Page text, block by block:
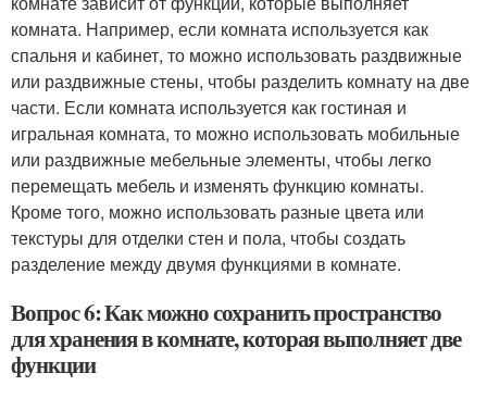
комната. Например, если комната используется как
спальня и кабинет, то можно использовать раздвижные
или раздвижные стены, чтобы разделить комнату на две
части. Если комната используется как гостиная и
игральная комната, то можно использовать мобильные
или раздвижные мебельные элементы, чтобы легко
перемещать мебель и изменять функцию комнаты.
Кроме того, можно использовать разные цвета или
текстуры для отделки стен и пола, чтобы создать
разделение между двумя функциями в комнате.
Вопрос 6: Как можно сохранить пространство
для хранения в комнате, которая выполняет две
функции